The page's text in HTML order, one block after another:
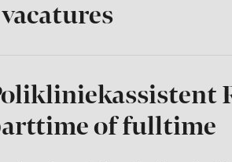
of fulltime